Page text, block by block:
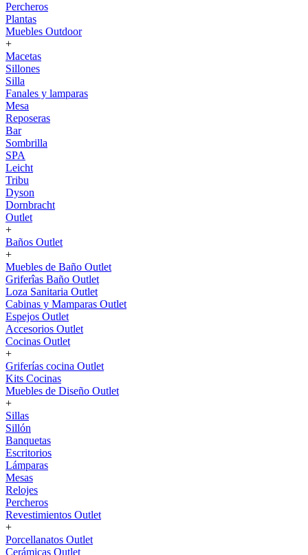
Percheros
Plantas
Muebles Outdoor
+
Macetas
Sillones
Silla
Fanales y lamparas
Mesa
Reposeras
Bar
Sombrilla
SPA
Leicht
Tribu
Dyson
Dornbracht
Outlet
+
Baños Outlet
+
Muebles de Baño Outlet
Griferîas Baño Outlet
Loza Sanitaria Outlet
Cabinas y Mamparas Outlet
Espejos Outlet
Accesorios Outlet
Cocinas Outlet
+
Griferías cocina Outlet
Kits Cocinas
Muebles de Diseño Outlet
+
Sillas
Sillón
Banquetas
Escritorios
Lámparas
Mesas
Relojes
Percheros
Revestimientos Outlet
+
Porcellanatos Outlet
Cerámicas Outlet